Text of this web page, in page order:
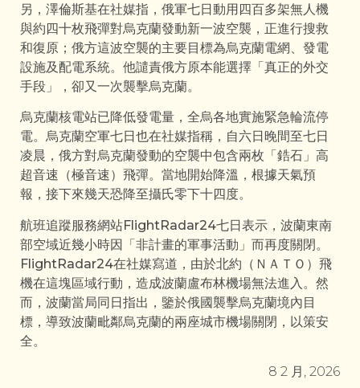
另，澤倫斯基在社媒指，俄軍七日動用四百多架無人機
與約四十枚飛彈對烏克蘭發動新一波空襲，正進行搜救
和復原；俄方這波空襲的主要目標為烏克蘭電網、發電
設施及配電系統。他譴責俄方原本能選擇「真正的外交
手段」，卻又一次襲擊烏克蘭。
烏克蘭核電站已降低發電量，全烏各地實施緊急輪流停
電。烏克蘭空軍七日也在社媒指稱，自六日晚間至七日
凌晨，俄方對烏克蘭發動的空襲中包含兩枚「鋯石」高
超音速（極音速）飛彈。當地開始降溫，根據天氣預
報，接下來幾天恐降至攝氏零下十四度。
航班追蹤服務網站FlightRadar24七日表示，波蘭東南
部空域近幾小時因「非計畫的軍事活動」而再度關閉。
FlightRadar24在社媒寫道，由於北約（ＮＡＴＯ）飛
機在這塊區域行動，造成波蘭盧布林機場無法進入。然
而，波蘭當局同日指出，鑒於俄國襲擊烏克蘭境內目
標，導致波蘭毗鄰烏克蘭的兩座城市機場關閉，以策安
全。
8 2 月, 2026